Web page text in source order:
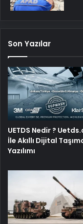
Son Yazılar
UETDS Nedir ?
İle Akıllı Dijital
Yazılımı